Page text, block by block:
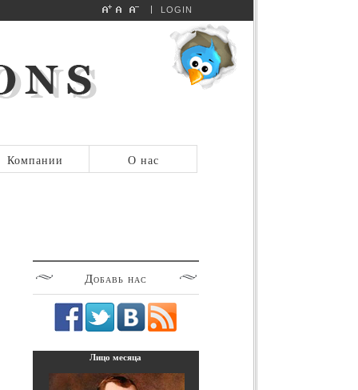
LOGIN
Компании О нас
Добавь нас
Лицо месяца